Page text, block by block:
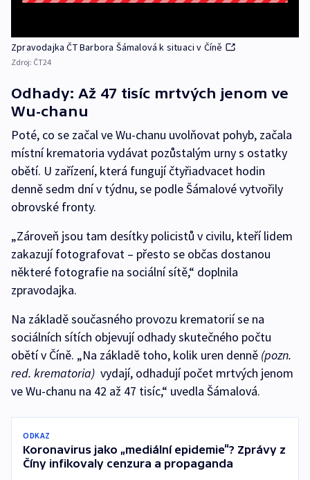
Zpravodajka ČT Barbora Šámalová k situaci v Číně
Zdroj: ČT24
Odhady: Až 47 tisíc mrtvých jenom ve
Wu-chanu
Poté, co se začal ve Wu-chanu uvolňovat pohyb, začala
místní krematoria vydávat pozůstalým urny s ostatky
obětí. U zařízení, která fungují čtyřiadvacet hodin
denně sedm dní v týdnu, se podle Šámalové vytvořily
obrovské fronty.
„Zároveň jsou tam desítky policistů v civilu, kteří lidem
zakazují fotografovat – přesto se občas dostanou
některé fotografie na sociální sítě,“ doplnila
zpravodajka.
Na základě současného provozu krematorií se na
sociálních sítích objevují odhady skutečného počtu
obětí v Číně. „Na základě toho, kolik uren denně (pozn.
red. krematoria) vydají, odhadují počet mrtvých jenom
ve Wu-chanu na 42 až 47 tisíc,“ uvedla Šámalová.
ODKAZ
Koronavirus jako „mediální epidemie“? Zprávy z
Číny infikovaly cenzura a propaganda